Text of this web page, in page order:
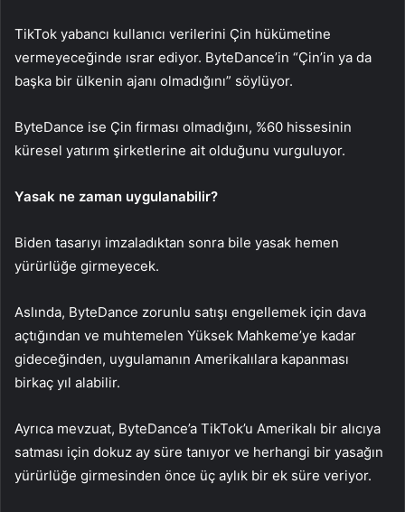
TikTok yabancı kullanıcı verilerini Çin hükümetine
vermeyeceğinde ısrar ediyor. ByteDance’in “Çin’in ya da
başka bir ülkenin ajanı olmadığını” söylüyor.
ByteDance ise Çin firması olmadığını, %60 hissesinin
küresel yatırım şirketlerine ait olduğunu vurguluyor.
Yasak ne zaman uygulanabilir?
Biden tasarıyı imzaladıktan sonra bile yasak hemen
yürürlüğe girmeyecek.
Aslında, ByteDance zorunlu satışı engellemek için dava
açtığından ve muhtemelen Yüksek Mahkeme’ye kadar
gideceğinden, uygulamanın Amerikalılara kapanması
birkaç yıl alabilir.
Ayrıca mevzuat, ByteDance’a TikTok’u Amerikalı bir alıcıya
satması için dokuz ay süre tanıyor ve herhangi bir yasağın
yürürlüğe girmesinden önce üç aylık bir ek süre veriyor.